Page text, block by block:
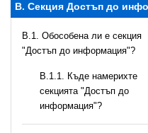
B. Секция Достъп до
В.1. Обособена ли е секция
"Достъп до информация"?
В.1.1. Къде намерихте
секцията "Достъп до
информация"?